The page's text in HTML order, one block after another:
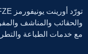
والحقائب والمناشف
مع خدمات الطباعة